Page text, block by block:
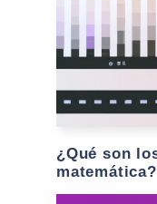
¿Qué son
matemática?